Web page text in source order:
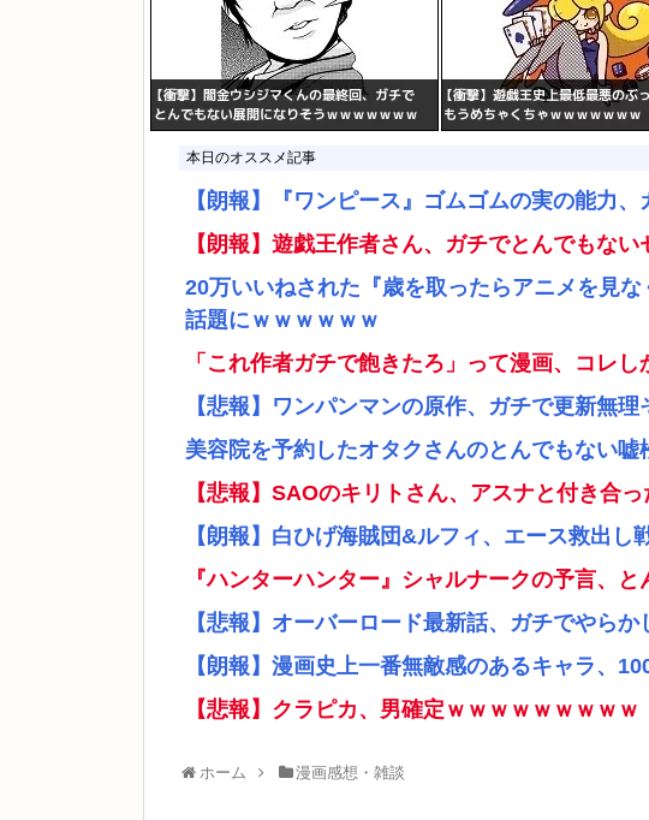
本日のオススメ記事
【朗報】『ワンピース』ゴムゴムの実の能力
【朗報】遊戯王作者さん、ガチでとんでもな
20万いいねされた『歳を取ったらアニメを見
話題にｗｗｗｗｗｗ
「これ作者ガチで飽きたろ」って漫画、コレ
【悲報】ワンパンマンの原作、ガチで更新無理
美容院を予約したオタクさんのとんでもない
【悲報】SAOのキリトさん、アスナと付き合
【朗報】白ひげ海賊団&ルフィ、エース救出し
『ハンターハンター』シャルナークの予言、
【悲報】オーバーロード最新話、ガチでやら
【朗報】漫画史上一番無敵感のあるキャラ、
【悲報】クラピカ、男確定ｗｗｗｗｗｗｗｗｗ
ホーム 漫画感想・雑談